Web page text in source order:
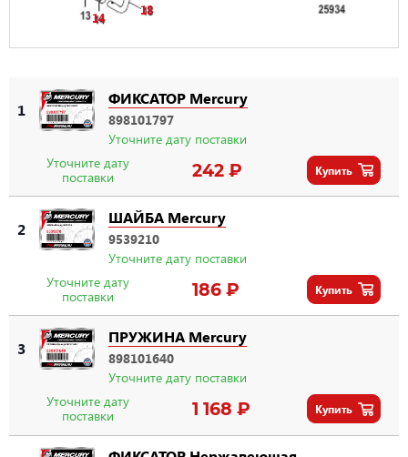
14
18
1
ФИКСАТОР Mercury
898101797
Уточните дату поставки
Уточните дату
поставки
242 ₽ Купить
2
ШАЙБА Mercury
9539210
Уточните дату поставки
Уточните дату
поставки
186 ₽ Купить
3
ПРУЖИНА Mercury
898101640
Уточните дату поставки
Уточните дату
поставки
1 168 ₽ Купить